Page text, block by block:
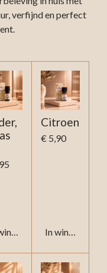
verfijnd en perfect
Citroen
€ 5,90
In